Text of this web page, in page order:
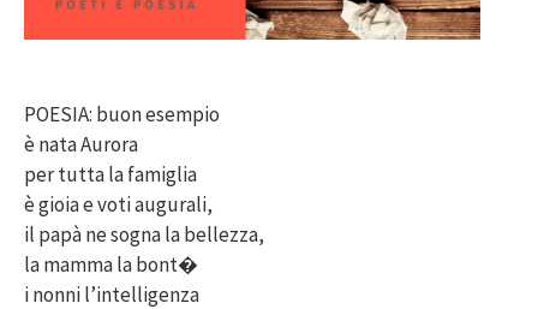
POESIA: buon esempio
è nata Aurora
per tutta la famiglia
è gioia e voti augurali,
il papà ne sogna la bellezza,
la mamma la bont�
i nonni l’intelligenza